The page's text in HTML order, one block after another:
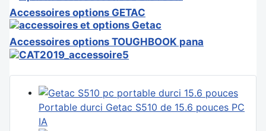
Accessoires options GETAC
Accessoires options TOUGHBOOK pana
Portable durci Getac S510 de 15.6 pouces PC
IA